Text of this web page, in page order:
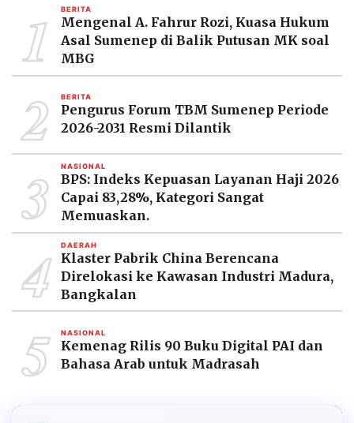
©
Resolusi.co
-
PT.
RESOLUSI
MEDIA
PRAMUDITA
1 BERITA
Mengenal A. Fahrur Rozi, Kuasa Hukum
Asal Sumenep di Balik Putusan MK soal
MBG
2 BERITA
Pengurus Forum TBM Sumenep Periode
2026-2031 Resmi Dilantik
3 NASIONAL
BPS: Indeks Kepuasan Layanan Haji 2026
Capai 83,28%, Kategori Sangat
Memuaskan.
4 DAERAH
Klaster Pabrik China Berencana
Direlokasi ke Kawasan Industri Madura,
Bangkalan
5 NASIONAL
Kemenag Rilis 90 Buku Digital PAI dan
Bahasa Arab untuk Madrasah